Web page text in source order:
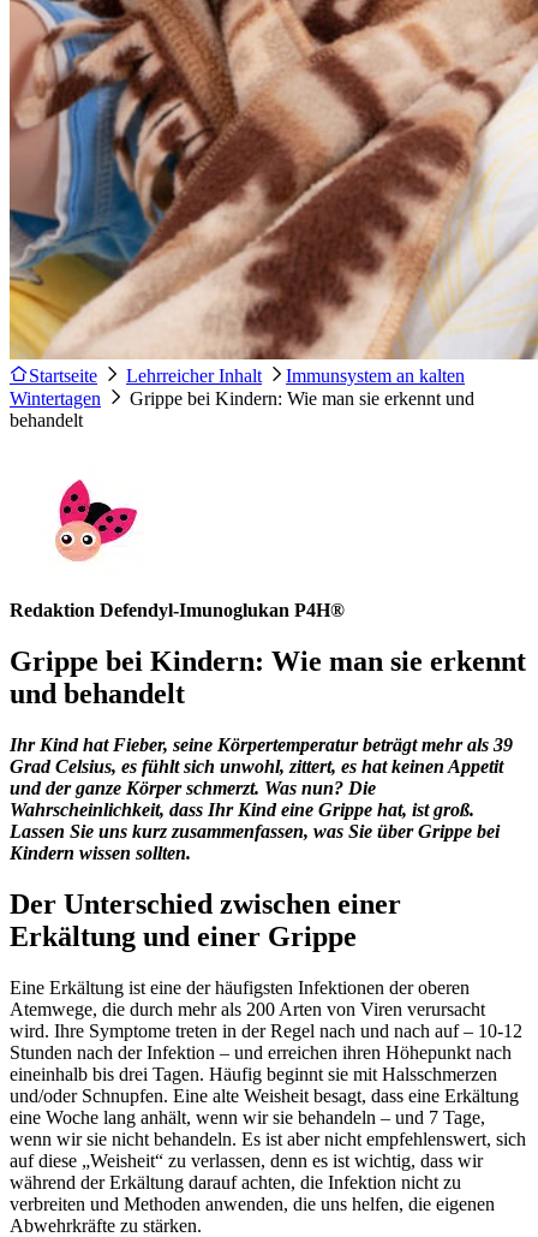
Startseite Lehrreicher Inhalt
Immunsystem an kalten
Wintertagen
Grippe bei Kindern: Wie man sie erkennt und
behandelt
Redaktion Defendyl-Imunoglukan P4H®
Grippe bei Kindern: Wie man sie erkennt
und behandelt
Ihr Kind hat Fieber, seine Körpertemperatur beträgt mehr als 39
Grad Celsius, es fühlt sich unwohl, zittert, es hat keinen Appetit
und der ganze Körper schmerzt. Was nun? Die
Wahrscheinlichkeit, dass Ihr Kind eine Grippe hat, ist groß.
Lassen Sie uns kurz zusammenfassen, was Sie über Grippe bei
Kindern wissen sollten.
Der Unterschied zwischen einer
Erkältung und einer Grippe
Eine Erkältung ist eine der häufigsten Infektionen der oberen
Atemwege, die durch mehr als 200 Arten von Viren verursacht
wird. Ihre Symptome treten in der Regel nach und nach auf – 10-12
Stunden nach der Infektion – und erreichen ihren Höhepunkt nach
eineinhalb bis drei Tagen. Häufig beginnt sie mit Halsschmerzen
und/oder Schnupfen. Eine alte Weisheit besagt, dass eine Erkältung
eine Woche lang anhält, wenn wir sie behandeln – und 7 Tage,
wenn wir sie nicht behandeln. Es ist aber nicht empfehlenswert, sich
auf diese „Weisheit“ zu verlassen, denn es ist wichtig, dass wir
während der Erkältung darauf achten, die Infektion nicht zu
verbreiten und Methoden anwenden, die uns helfen, die eigenen
Abwehrkräfte zu stärken.